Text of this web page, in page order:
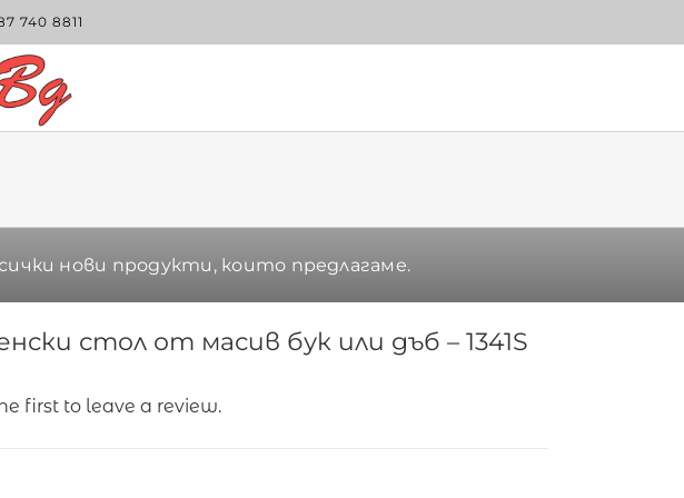
740 8811
нови продукти, които предлагаме.
стол от масив бук или дъб – 1341S
first to leave a review.